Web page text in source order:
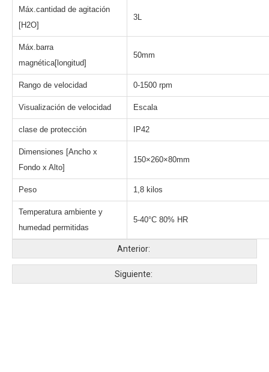
Máx.cantidad de agitación
[H2O]
3L
Máx.barra
magnética[longitud]
50mm
Rango de velocidad 0-1500 rpm
Visualización de velocidad Escala
clase de protección IP42
Dimensiones [Ancho x
Fondo x Alto]
150×260×80mm
Peso 1,8 kilos
Temperatura ambiente y
humedad permitidas
5-40°C 80% HR
Anterior:
Siguiente: